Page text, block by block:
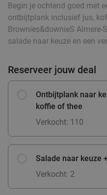
2-gangen keuzelunch
Vandaag Morgen Wo
Verkocht: 309
Begin je ochtend goed met
ontbijtplank inclusief jus,
Brownies&downieS
salade naar keuze en een
Reserveer jouw deal
Ontbijtplank naar
koffie of thee
Verkocht: 110
Salade naar keuze
Verkocht: 2